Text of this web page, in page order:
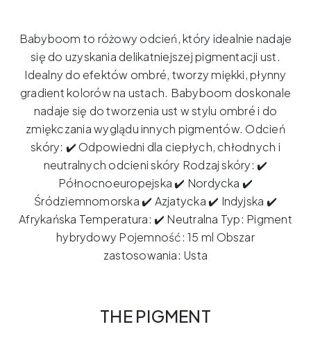
15ml
Babyboom to różowy odcień, który idealnie nadaje
się do uzyskania delikatniejszej pigmentacji ust.
Idealny do efektów ombré, tworzy miękki, płynny
gradient kolorów na ustach. Babyboom doskonale
nadaje się do tworzenia ust w stylu ombré i do
zmiękczania wyglądu innych pigmentów. Odcień
skóry: ✔️ Odpowiedni dla ciepłych, chłodnych i
neutralnych odcieni skóry Rodzaj skóry: ✔️
Północnoeuropejska ✔️ Nordycka ✔️
Śródziemnomorska ✔️ Azjatycka ✔️ Indyjska ✔️
Afrykańska Temperatura: ✔️ Neutralna Typ: Pigment
hybrydowy Pojemność: 15 ml Obszar
zastosowania: Usta
THE PIGMENT